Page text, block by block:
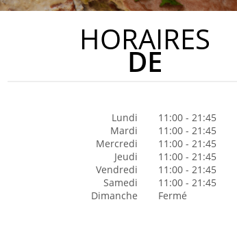
HORAIRES
DE
Lundi
11:00 - 21:45
Mardi
11:00 - 21:45
Mercredi
11:00 - 21:45
Jeudi
11:00 - 21:45
Vendredi
11:00 - 21:45
Samedi
11:00 - 21:45
Dimanche
Fermé